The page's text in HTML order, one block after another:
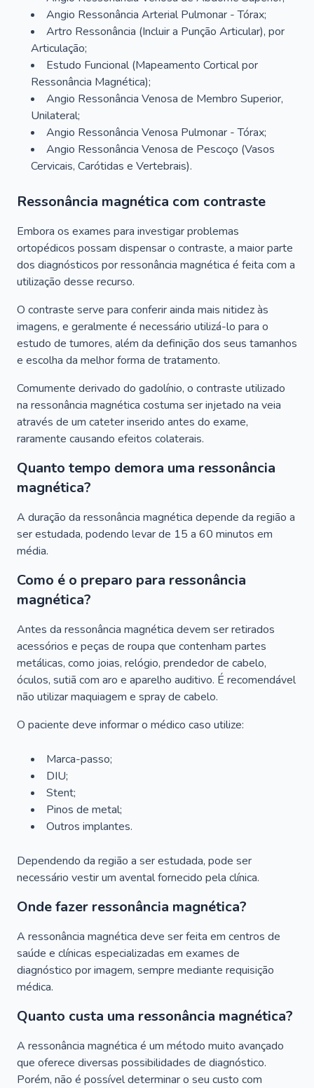
Angio Ressonância Arterial Pulmonar - Tórax;
Artro Ressonância (Incluir a Punção Articular), por
Articulação;
Estudo Funcional (Mapeamento Cortical por
Ressonância Magnética);
Angio Ressonância Venosa de Membro Superior,
Unilateral;
Angio Ressonância Venosa Pulmonar - Tórax;
Angio Ressonância Venosa de Pescoço (Vasos
Cervicais, Carótidas e Vertebrais).
Ressonância magnética com contraste
Embora os exames para investigar problemas
ortopédicos possam dispensar o contraste, a maior parte
dos diagnósticos por ressonância magnética é feita com a
utilização desse recurso.
O contraste serve para conferir ainda mais nitidez às
imagens, e geralmente é necessário utilizá-lo para o
estudo de tumores, além da definição dos seus tamanhos
e escolha da melhor forma de tratamento.
Comumente derivado do gadolínio, o contraste utilizado
na ressonância magnética costuma ser injetado na veia
através de um cateter inserido antes do exame,
raramente causando efeitos colaterais.
Quanto tempo demora uma ressonância
magnética?
A duração da ressonância magnética depende da região a
ser estudada, podendo levar de 15 a 60 minutos em
média.
Como é o preparo para ressonância
magnética?
Antes da ressonância magnética devem ser retirados
acessórios e peças de roupa que contenham partes
metálicas, como joias, relógio, prendedor de cabelo,
óculos, sutiã com aro e aparelho auditivo. É recomendável
não utilizar maquiagem e spray de cabelo.
O paciente deve informar o médico caso utilize:
Marca-passo;
DIU;
Stent;
Pinos de metal;
Outros implantes.
Dependendo da região a ser estudada, pode ser
necessário vestir um avental fornecido pela clínica.
Onde fazer ressonância magnética?
A ressonância magnética deve ser feita em centros de
saúde e clínicas especializadas em exames de
diagnóstico por imagem, sempre mediante requisição
médica.
Quanto custa uma ressonância magnética?
A ressonância magnética é um método muito avançado
que oferece diversas possibilidades de diagnóstico.
Porém, não é possível determinar o seu custo com